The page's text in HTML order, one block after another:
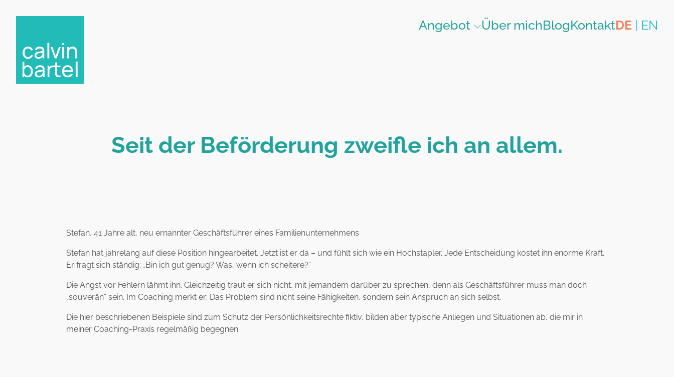
Angebot Über michBlogKontaktDE | EN
Seit der Beförderung zweifle ich an allem.
Stefan, 41 Jahre alt, neu ernannter Geschäftsführer eines Familienunternehmens
Stefan hat jahrelang auf diese Position hingearbeitet. Jetzt ist er da – und fühlt sich wie ein Hochstapler. Jede Entscheidung kostet ihn enorme Kraft.
Er fragt sich ständig: „Bin ich gut genug? Was, wenn ich scheitere?”
Die Angst vor Fehlern lähmt ihn. Gleichzeitig traut er sich nicht, mit jemandem darüber zu sprechen, denn als Geschäftsführer muss man doch
„souverän” sein. Im Coaching merkt er: Das Problem sind nicht seine Fähigkeiten, sondern sein Anspruch an sich selbst.
Die hier beschriebenen Beispiele sind zum Schutz der Persönlichkeitsrechte fiktiv, bilden aber typische Anliegen und Situationen ab, die mir in
meiner Coaching-Praxis regelmäßig begegnen.